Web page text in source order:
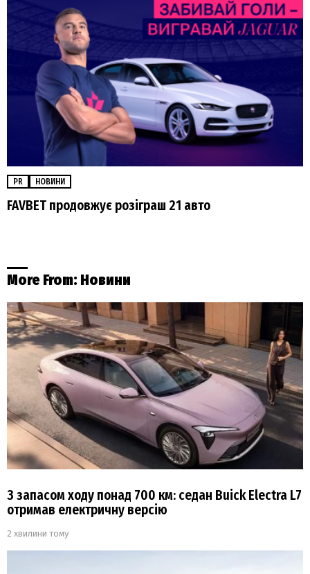
PR НОВИНИ
FAVBET продовжує розіграш 21 авто
More From: Новини
З запасом ходу понад 700 км: седан Buick Electra L7
отримав електричну версію
2 хвилини тому